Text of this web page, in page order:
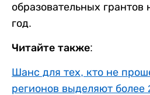
образовательных грантов
год.
Читайте также:
Шанс для тех, кто не
регионов выделяют более